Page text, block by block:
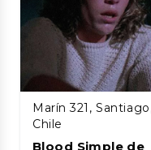
Marín 321,
Chile
Blood Simple de